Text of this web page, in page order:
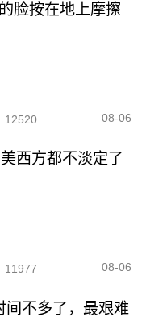
脸按在地上摩擦
12520 08-06
西方都不淡定了
11977 08-06
间不多了，最艰难